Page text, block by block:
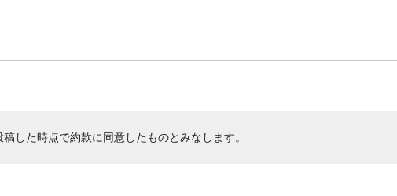
した時点で約款に同意したものとみなします。